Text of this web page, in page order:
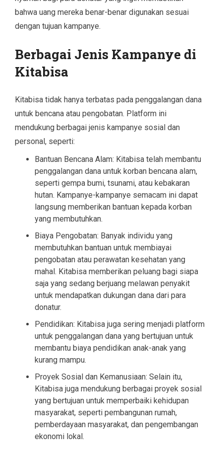
bahwa uang mereka benar-benar digunakan sesuai
dengan tujuan kampanye.
Berbagai Jenis Kampanye di
Kitabisa
Kitabisa tidak hanya terbatas pada penggalangan dana
untuk bencana atau pengobatan. Platform ini
mendukung berbagai jenis kampanye sosial dan
personal, seperti:
Bantuan Bencana Alam: Kitabisa telah membantu
penggalangan dana untuk korban bencana alam,
seperti gempa bumi, tsunami, atau kebakaran
hutan. Kampanye-kampanye semacam ini dapat
langsung memberikan bantuan kepada korban
yang membutuhkan.
Biaya Pengobatan: Banyak individu yang
membutuhkan bantuan untuk membiayai
pengobatan atau perawatan kesehatan yang
mahal. Kitabisa memberikan peluang bagi siapa
saja yang sedang berjuang melawan penyakit
untuk mendapatkan dukungan dana dari para
donatur.
Pendidikan: Kitabisa juga sering menjadi platform
untuk penggalangan dana yang bertujuan untuk
membantu biaya pendidikan anak-anak yang
kurang mampu.
Proyek Sosial dan Kemanusiaan: Selain itu,
Kitabisa juga mendukung berbagai proyek sosial
yang bertujuan untuk memperbaiki kehidupan
masyarakat, seperti pembangunan rumah,
pemberdayaan masyarakat, dan pengembangan
ekonomi lokal.